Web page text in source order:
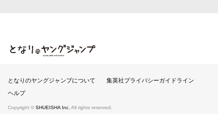
となりのヤングジャンプ
となりのヤングジャンプについて
集英社プライバシーガイドライン
ヘルプ
Copyright © SHUEISHA Inc. All rights reserved.